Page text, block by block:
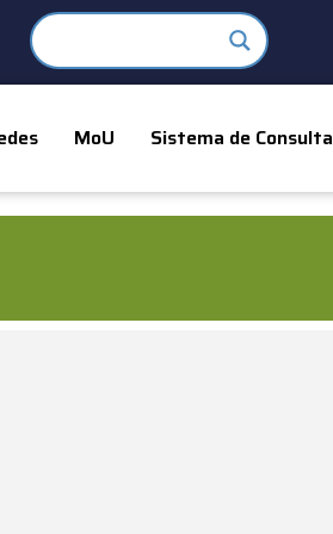
MoU Sistema de Consulta